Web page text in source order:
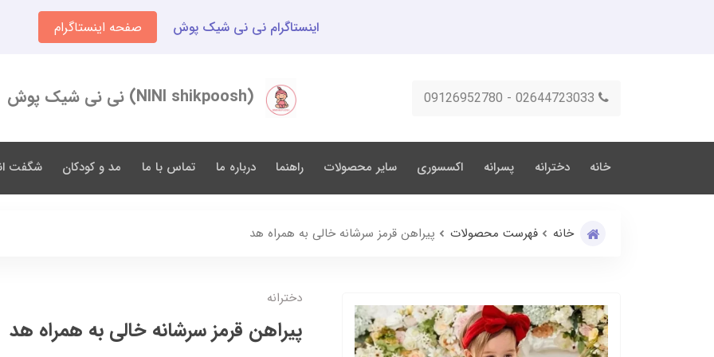
اینستاگرام نی نی شیک پوش صفحه اینستاگرام
02644723033 - 09126952780 (NINI shikpoosh) نی نی شیک پوش
خانه دخترانه پسرانه اکسسوری سایر محصولات راهنما درباره ما تماس با ما مد و کودکان شگفت
خانه فهرست محصولات پیراهن قرمز سرشانه خالی به همراه هد
دخترانه
پیراهن قرمز سرشانه خالی به همراه هد